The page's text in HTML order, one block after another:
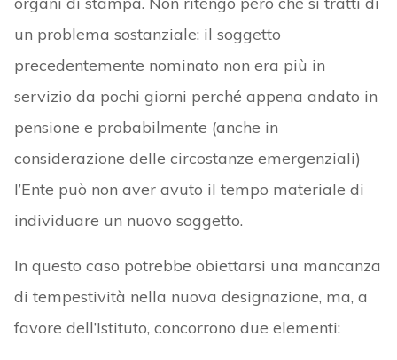
un problema sostanziale: il soggetto
precedentemente nominato non era più in
servizio da pochi giorni perché appena andato in
pensione e probabilmente (anche in
considerazione delle circostanze emergenziali)
l’Ente può non aver avuto il tempo materiale di
individuare un nuovo soggetto.
In questo caso potrebbe obiettarsi una mancanza
di tempestività nella nuova designazione, ma, a
favore dell’Istituto, concorrono due elementi: